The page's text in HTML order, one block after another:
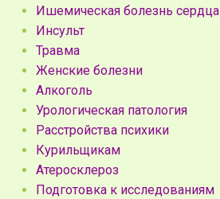
Ишемическая болезнь сердца
Инсульт
Травма
Женские болезни
Алкоголь
Урологическая патология
Расстройства психики
Курильщикам
Атеросклероз
Подготовка к исследованиям